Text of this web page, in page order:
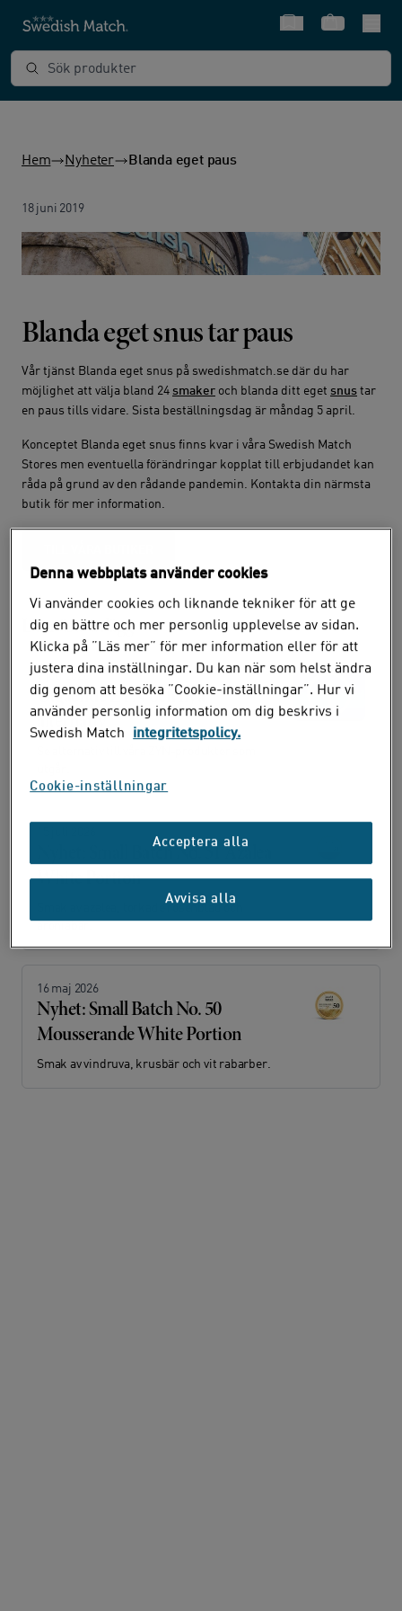
SnabbvalVarukorg
Sök produkter
Hem Nyheter Blanda eget paus
18 juni 2019
Blanda eget snus tar paus
Vår tjänst Blanda eget snus på swedishmatch.se där du har
möjlighet att välja bland 24 smaker och blanda ditt eget snus tar
en paus tills vidare. Sista beställningsdag är måndag 5 april.
Konceptet Blanda eget snus finns kvar i våra Swedish Match
Stores men eventuella förändringar kopplat till erbjudandet kan
råda på grund av den rådande pandemin. Kontakta din närmsta
butik för mer information.
Läs nästa inlägg
9 juli 2026
Utgående ZYN och nya
alternativ
Nyhet: Small Batch No. 51 Azalea
White Portion
16 maj 2026
Nyhet: Small Batch No. 50
Mousserande White Portion
Smak av vindruva, krusbär och vit rabarber.
Denna webbplats använder cookies
Vi använder cookies och liknande tekniker för att ge
dig en bättre och mer personlig upplevelse av sidan.
Klicka på ”Läs mer” för mer information eller för att
justera dina inställningar. Du kan när som helst ändra
dig genom att besöka ”Cookie-inställningar”. Hur vi
använder personlig information om dig beskrivs i
Swedish Match
integritetspolicy.
Cookie-inställningar
Acceptera alla
Avvisa alla